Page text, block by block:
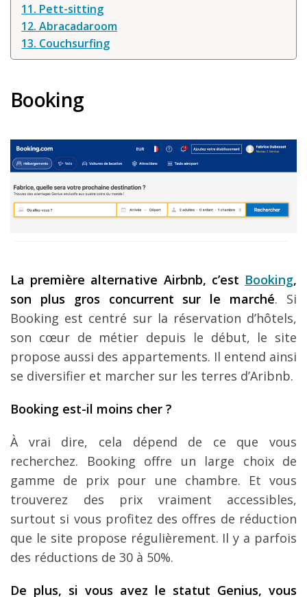
11. Pett-sitting
12. Abracadaroom
13. Couchsurfing
Booking
La première alternative Airbnb, c’est Booking,
son plus gros concurrent sur le marché. Si
Booking est centré sur la réservation d’hôtels,
son cœur de métier depuis le début, le site
propose aussi des appartements. Il entend ainsi
se diversifier et marcher sur les terres d’Aribnb.
Booking est-il moins cher ?
À vrai dire, cela dépend de ce que vous
recherchez. Booking offre un large choix de
gamme de prix pour une chambre. Et vous
trouverez des prix vraiment accessibles,
surtout si vous profitez des offres de réduction
que le site propose régulièrement. Il y a parfois
des réductions de 30 à 50%.
De plus, si vous avez le statut Genius, vous